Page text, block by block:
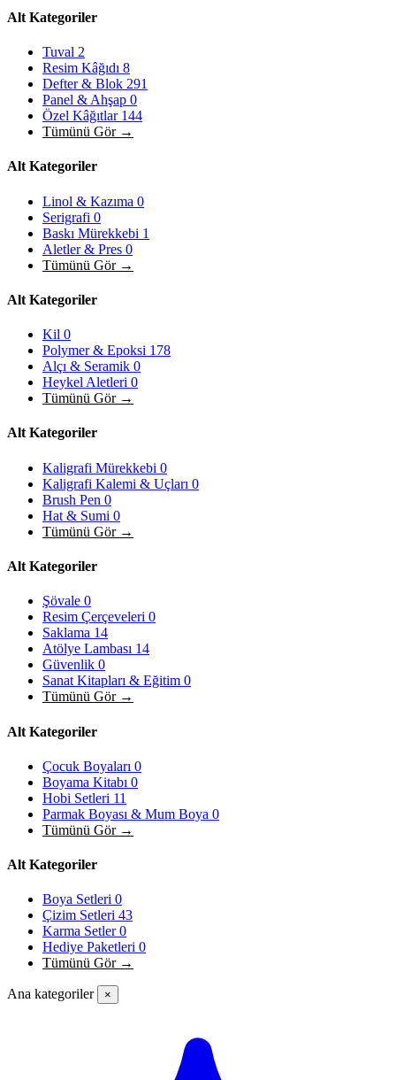
Alt Kategoriler
Tuval 2
Resim Kâğıdı 8
Defter & Blok 291
Panel & Ahşap 0
Özel Kâğıtlar 144
Tümünü Gör →
Alt Kategoriler
Linol & Kazıma 0
Serigrafi 0
Baskı Mürekkebi 1
Aletler & Pres 0
Tümünü Gör →
Alt Kategoriler
Kil 0
Polymer & Epoksi 178
Alçı & Seramik 0
Heykel Aletleri 0
Tümünü Gör →
Alt Kategoriler
Kaligrafi Mürekkebi 0
Kaligrafi Kalemi & Uçları 0
Brush Pen 0
Hat & Sumi 0
Tümünü Gör →
Alt Kategoriler
Şövale 0
Resim Çerçeveleri 0
Saklama 14
Atölye Lambası 14
Güvenlik 0
Sanat Kitapları & Eğitim 0
Tümünü Gör →
Alt Kategoriler
Çocuk Boyaları 0
Boyama Kitabı 0
Hobi Setleri 11
Parmak Boyası & Mum Boya 0
Tümünü Gör →
Alt Kategoriler
Boya Setleri 0
Çizim Setleri 43
Karma Setler0
Hediye Paketleri 0
Tümünü Gör →
Ana kategoriler ×